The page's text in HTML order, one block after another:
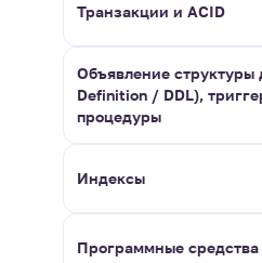
Транзакции и ACID
Объявление структуры
Definition / DDL),
процедуры
Индексы
Программные